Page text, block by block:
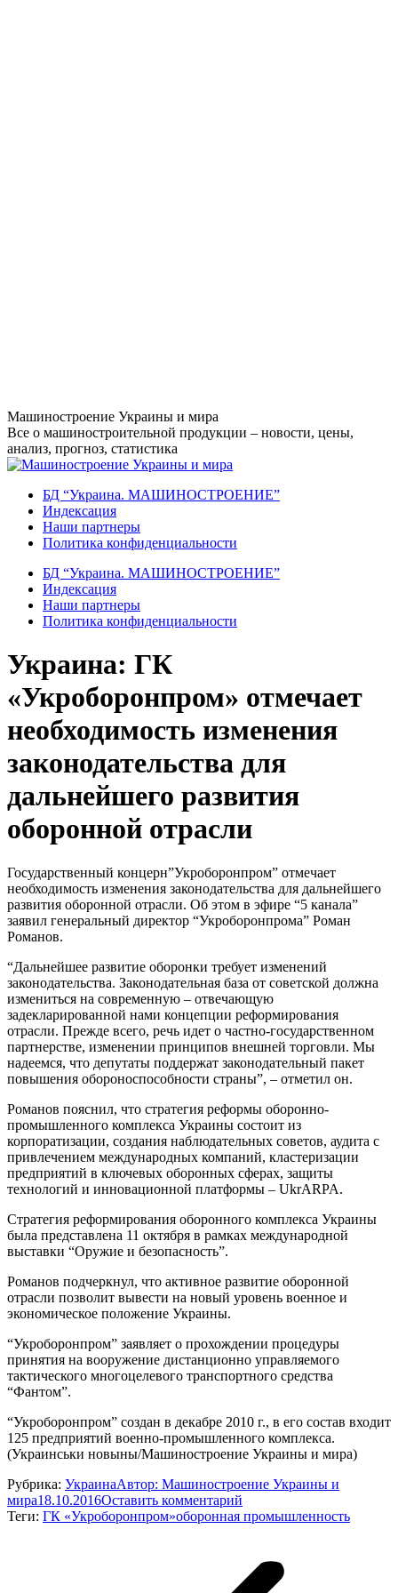
Перейти
к
содержанию
Машиностроение Украины и мира
Все о машиностроительной продукции – новости, цены,
анализ, прогноз, статистика
БД “Украина. МАШИНОСТРОЕНИЕ”
Индекcация
Наши партнеры
Политика конфиденциальности
БД “Украина. МАШИНОСТРОЕНИЕ”
Индекcация
Наши партнеры
Политика конфиденциальности
Украина: ГК
«Укроборонпром» отмечает
необходимость изменения
законодательства для
дальнейшего развития
оборонной отрасли
Государственный концерн”Укроборонпром” отмечает
необходимость изменения законодательства для дальнейшего
развития оборонной отрасли. Об этом в эфире “5 канала”
заявил генеральный директор “Укроборонпрома” Роман
Романов.
“Дальнейшее развитие оборонки требует изменений
законодательства. Законодательная база от советской должна
измениться на современную – отвечающую
задекларированной нами концепции реформирования
отрасли. Прежде всего, речь идет о частно-государственном
партнерстве, изменении принципов внешней торговли. Мы
надеемся, что депутаты поддержат законодательный пакет
повышения обороноспособности страны”, – отметил он.
Романов пояснил, что стратегия реформы оборонно-
промышленного комплекса Украины состоит из
корпоратизации, создания наблюдательных советов, аудита с
привлечением международных компаний, кластеризации
предприятий в ключевых оборонных сферах, защиты
технологий и инновационной платформы – UkrARPA.
Стратегия реформирования оборонного комплекса Украины
была представлена 11 октября в рамках международной
выставки “Оружие и безопасность”.
Романов подчеркнул, что активное развитие оборонной
отрасли позволит вывести на новый уровень военное и
экономическое положение Украины.
“Укроборонпром” заявляет о прохождении процедуры
принятия на вооружение дистанционно управляемого
тактического многоцелевого транспортного средства
“Фантом”.
“Укроборонпром” создан в декабре 2010 г., в его состав входит
125 предприятий военно-промышленного комплекса.
(Украинськи новыны/Машиностроение Украины и мира)
Рубрика: УкраинаАвтор: Машиностроение Украины и
мира18.10.2016Оставить комментарий
Теги: ГК «Укроборонпром»оборонная промышленность